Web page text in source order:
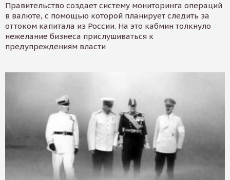
Правительство создает систему мониторинга операций
в валюте, с помощью которой планирует следить за
оттоком капитала из России. На это кабмин толкнуло
нежелание бизнеса прислушиваться к
предупреждениям власти